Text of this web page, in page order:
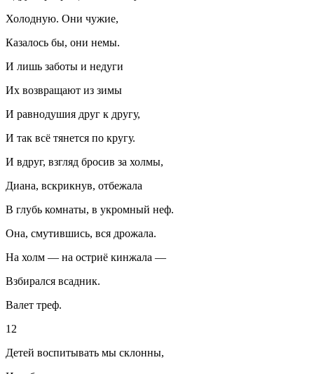
Холодную. Они чужие,
Казалось бы, они немы.
И лишь заботы и недуги
Их возвращают из зимы
И равнодушия друг к другу,
И так всё тянется по кругу.
И вдруг, взгляд бросив за холмы,
Диана, вскрикнув, отбежала
В глубь комнаты, в укромный неф.
Она, смутившись, вся дрожала.
На холм — на остриё кинжала —
Взбирался всадник.
Валет треф.
12
Детей воспитывать мы склонны,